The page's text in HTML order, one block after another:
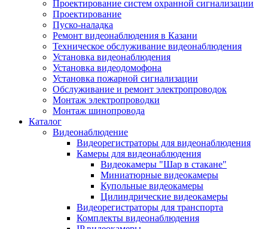
Проектирование систем охранной сигнализации
Проектирование
Пуско-наладка
Ремонт видеонаблюдения в Казани
Техническое обслуживание видеонаблюдения
Установка видеонаблюдения
Установка видеодомофона
Установка пожарной сигнализации
Обслуживание и ремонт электропроводок
Монтаж электропроводки
Монтаж шинопровода
Каталог
Видеонаблюдение
Видеорегистраторы для видеонаблюдения
Камеры для видеонаблюдения
Видеокамеры "Шар в стакане"
Миниатюрные видеокамеры
Купольные видеокамеры
Цилиндрические видеокамеры
Видеорегистраторы для транспорта
Комплекты видеонаблюдения